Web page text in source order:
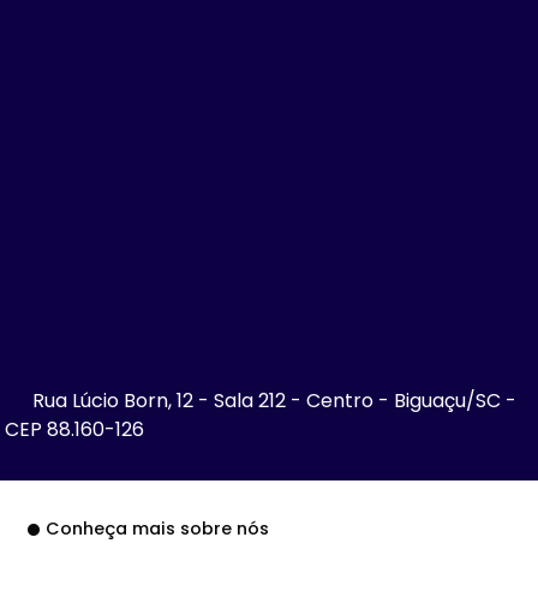
Rua Lúcio Born, 12 - Sala 212 - Centro - Biguaçu/SC -
CEP 88.160-126
Conheça mais sobre nós